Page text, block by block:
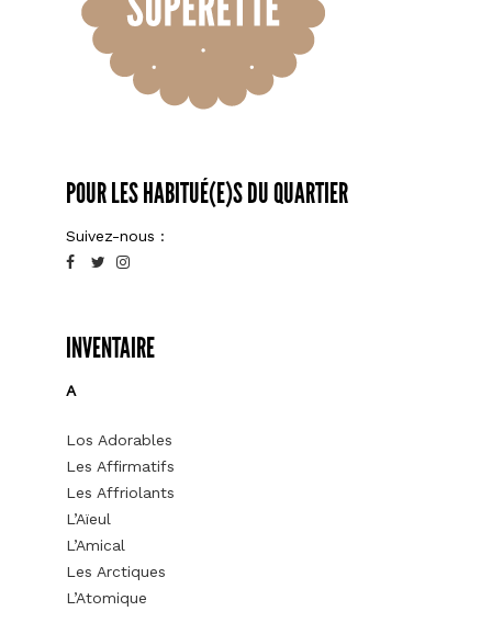
POUR LES HABITUÉ(E)S DU QUARTIER
Suivez-nous :
INVENTAIRE
A
Los Adorables
Les Affirmatifs
Les Affriolants
L’Aïeul
L’Amical
Les Arctiques
L’Atomique